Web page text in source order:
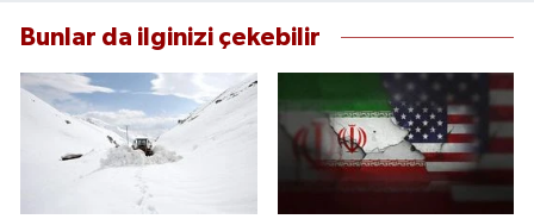
Bunlar da ilginizi çekebilir